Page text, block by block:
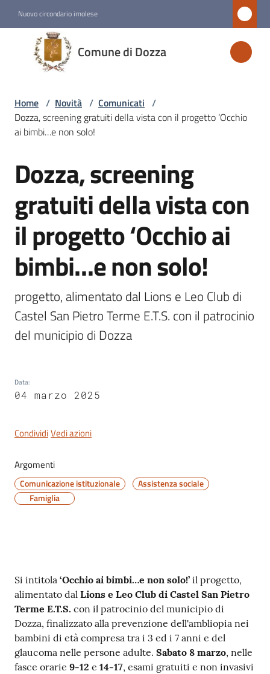
Nuovo circondario imolese
Comune di Dozza
Comune
di
Dozza
Amministrazione
Novità
Menu selezionato
Servizi
Vivere
Dozza
Servizi
Tutti
Seguici
su
Home / Novità / Comunicati /
Dozza, screening gratuiti della vista con il progetto ‘Occhio
ai bimbi…e non solo!
Salta al contenuto
Dozza, screening
gratuiti della vista con
il progetto ‘Occhio ai
bimbi…e non solo!
progetto, alimentato dal Lions e Leo Club di
Castel San Pietro Terme E.T.S. con il patrocinio
del municipio di Dozza
Data:
04 marzo 2025
CondividiVedi azioni
Argomenti
Comunicazione istituzionale
Assistenza sociale
Famiglia
Contenuto
Si intitola ‘Occhio ai bimbi…e non solo!’ il progetto,
alimentato dal Lions e Leo Club di Castel San Pietro
Terme E.T.S. con il patrocinio del municipio di
Dozza, finalizzato alla prevenzione dell'ambliopia nei
bambini di età compresa tra i 3 ed i 7 anni e del
glaucoma nelle persone adulte. Sabato 8 marzo, nelle
fasce orarie 9-12 e 14-17, esami gratuiti e non invasivi